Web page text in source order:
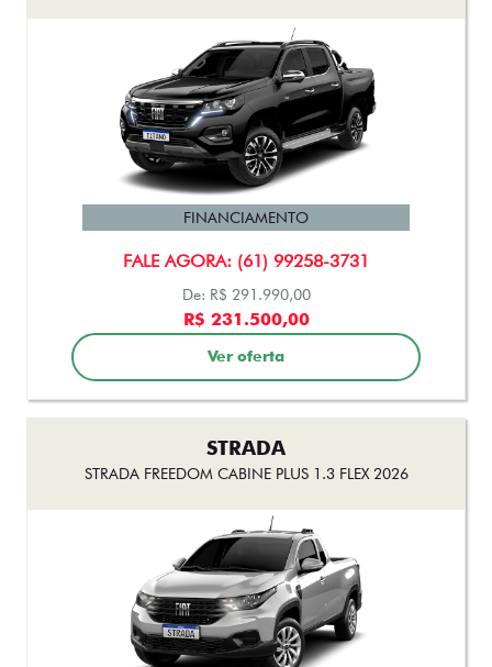
FALE AGORA: (61) 99258-3731
FINANCIAMENTO
De: R$ 291.990,00
R$ 231.500,00
Ver oferta
STRADA
STRADA FREEDOM CABINE PLUS 1.3 FLEX 2026